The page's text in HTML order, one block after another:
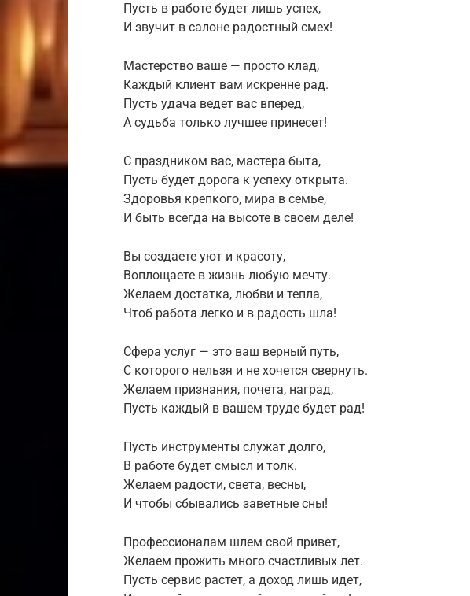
Пусть в работе будет лишь успех,
И звучит в салоне радостный смех!
Мастерство ваше — просто клад,
Каждый клиент вам искренне рад.
Пусть удача ведет вас вперед,
А судьба только лучшее принесет!
С праздником вас, мастера быта,
Пусть будет дорога к успеху открыта.
Здоровья крепкого, мира в семье,
И быть всегда на высоте в своем деле!
Вы создаете уют и красоту,
Воплощаете в жизнь любую мечту.
Желаем достатка, любви и тепла,
Чтоб работа легко и в радость шла!
Сфера услуг — это ваш верный путь,
С которого нельзя и не хочется свернуть.
Желаем признания, почета, наград,
Пусть каждый в вашем труде будет рад!
Пусть инструменты служат долго,
В работе будет смысл и толк.
Желаем радости, света, весны,
И чтобы сбывались заветные сны!
Профессионалам шлем свой привет,
Желаем прожить много счастливых лет.
Пусть сервис растет, а доход лишь идет,